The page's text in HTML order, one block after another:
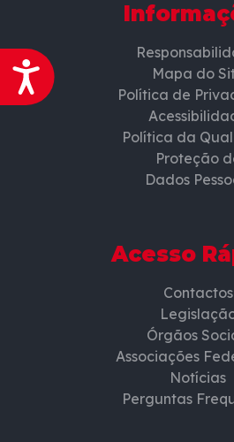
AcessibilidadeMapa do
Política de
Política da
Proteção
Dados
Acesso
Contactos
Órgãos
Associações
Notícias
Perguntas